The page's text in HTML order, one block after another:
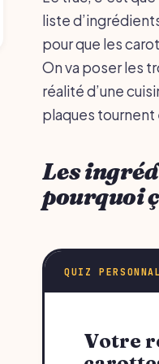
liste
pour que les
On va poser les
réalité d’une
plaques
Les
pourquoi
QUIZ
Votre recommandation sur courgettes et